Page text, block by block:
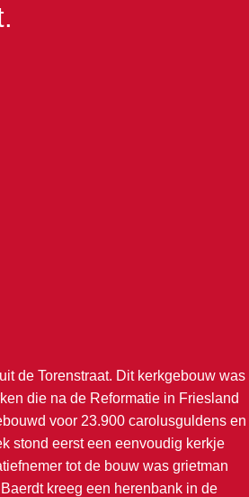
de Torenstraat. Dit kerkgebouw was
die na de Reformatie in Friesland
voor 23.900 carolusguldens en
stond eerst een eenvoudig kerkje
tot de bouw was grietman
kreeg een herenbank in de